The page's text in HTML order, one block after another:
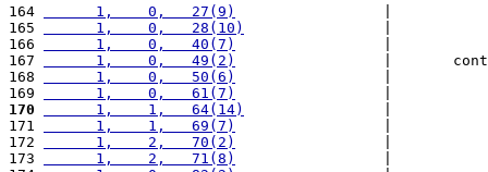
164
      1,    0,   27(9)
165
      1,    0,   28(10)
166
      1,    0,   40(7)
167
      1,    0,   49(2)
|
168
      1,    0,   50(6)
169
      1,    0,   61(7)
170
      1,    1,   64(14)
171
      1,    1,   69(7)
172
      1,    2,   70(2)
173
      1,    2,   71(8)